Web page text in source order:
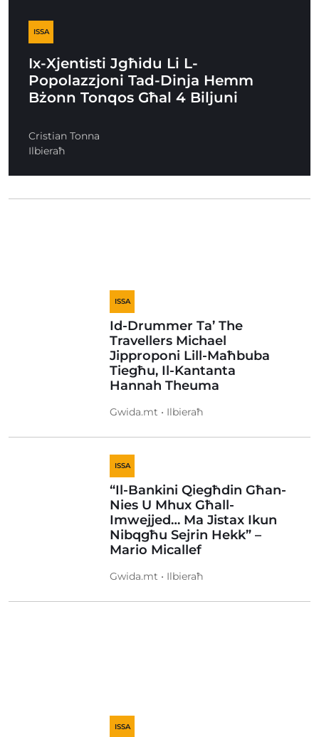
ISSA
Ix-Xjentisti Jgħidu Li L-
Popolazzjoni Tad-Dinja Hemm
Bżonn Tonqos Għal 4 Biljuni
Cristian Tonna
Ilbieraħ
ISSA
Id-Drummer Ta’ The
Travellers Michael
Jipproponi Lill-Maħbuba
Tiegħu, Il-Kantanta
Hannah Theuma
Gwida.mt • Ilbieraħ
ISSA
“Il-Bankini Qiegħdin Għan-
Nies U Mhux Għall-
Imwejjed… Ma Jistax Ikun
Nibqgħu Sejrin Hekk” –
Mario Micallef
Gwida.mt • Ilbieraħ
ISSA